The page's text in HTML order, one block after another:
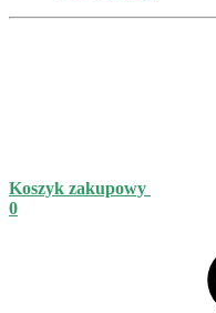
Koszyk zakupowy
0